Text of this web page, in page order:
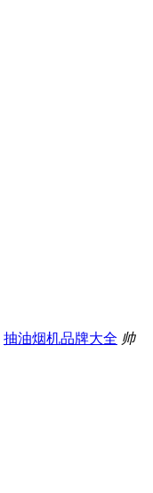
抽油烟机品牌大全 帅